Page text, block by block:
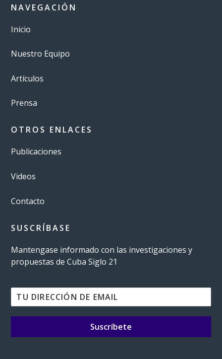
NAVEGACIÓN
Inicio
Nuestro Equipo
Artículos
Prensa
OTROS ENLACES
Publicaciones
Videos
Contacto
SUSCRÍBASE
Mantengase informado con las investigaciones y
propuestas de Cuba Siglo 21
Suscríbete